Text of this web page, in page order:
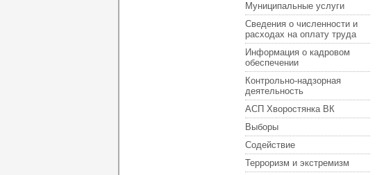
Муниципальные услуги
Сведения о численности и
расходах на оплату труда
Информация о кадровом
обеспечении
Контрольно-надзорная
деятельность
АСП Хворостянка ВК
Выборы
Содействие
Терроризм и экстремизм